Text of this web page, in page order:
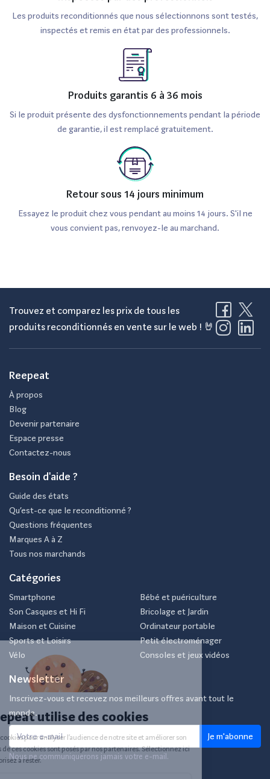
Les produits reconditionnés que nous sélectionnons sont testés,
inspectés et remis en état par des professionnels.
Produits garantis 6 à 36 mois
Si le produit présente des dysfonctionnements pendant la période
de garantie, il est remplacé gratuitement.
Retour sous 14 jours minimum
Essayez le produit chez vous pendant au moins 14 jours. S'il ne
vous convient pas, renvoyez-le au marchand.
Trouvez et comparez les prix de tous les
produits reconditionnés en vente sur le web ! 🤘
Reepeat
À propos
Blog
Devenir partenaire
Espace presse
Contactez-nous
Besoin d'aide ?
Guide des états
Qu’est-ce que le reconditionné ?
Questions fréquentes
Marques A à Z
Tous nos marchands
Catégories
Smartphone
Son Casques et Hi Fi
Maison et Cuisine
Sports et Loisirs
Vélo
Bébé et puériculture
Bricolage et Jardin
Ordinateur portable
Petit électroménager
Consoles et jeux vidéos
Newsletter
Inscrivez-vous et recevez nos meilleurs offres avant tout le
monde.
Je m'abonne
Nous ne communiquerons jamais votre e-mail.